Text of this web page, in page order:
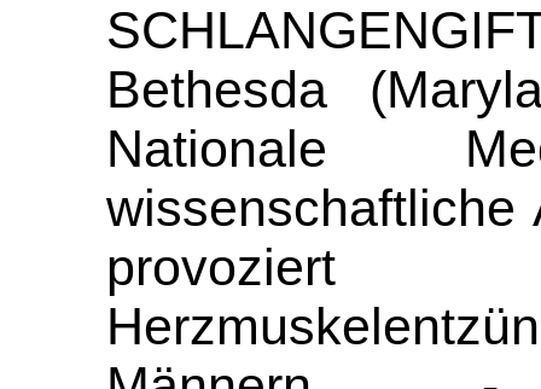
Bethesda
Nationale
wissenschaftliche